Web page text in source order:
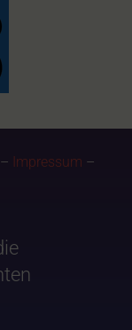
Impressum –